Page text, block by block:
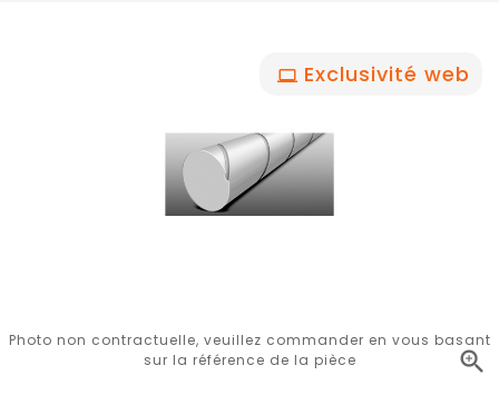
Exclusivité web

Photo non contractuelle, veuillez commander en vous basant
sur la référence de la pièce